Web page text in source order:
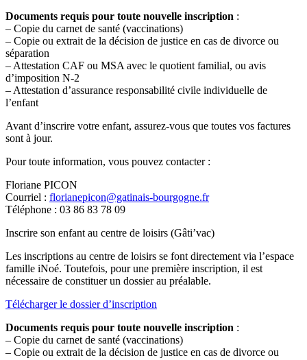
Documents requis pour toute nouvelle inscription :
– Copie du carnet de santé (vaccinations)
– Copie ou extrait de la décision de justice en cas de divorce ou
séparation
– Attestation CAF ou MSA avec le quotient familial, ou avis
d’imposition N-2
– Attestation d’assurance responsabilité civile individuelle de
l’enfant
Avant d’inscrire votre enfant, assurez-vous que toutes vos factures
sont à jour.
Pour toute information, vous pouvez contacter :
Floriane PICON
Courriel : florianepicon@gatinais-bourgogne.fr
Téléphone : 03 86 83 78 09
Inscrire son enfant au centre de loisirs (Gâti’vac)
Les inscriptions au centre de loisirs se font directement via l’espace
famille iNoé. Toutefois, pour une première inscription, il est
nécessaire de constituer un dossier au préalable.
Télécharger le dossier d’inscription
Documents requis pour toute nouvelle inscription :
– Copie du carnet de santé (vaccinations)
– Copie ou extrait de la décision de justice en cas de divorce ou